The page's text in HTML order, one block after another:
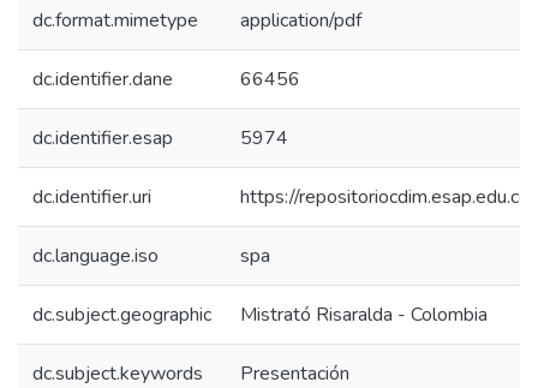
dc.format.mimetype application/pdf
dc.identifier.dane 66456
dc.identifier.esap 5974
dc.identifier.uri https://
dc.language.iso spa
dc.subject.geographic Mistrató Risaralda - Colombia
dc.subject.keywords Presentación